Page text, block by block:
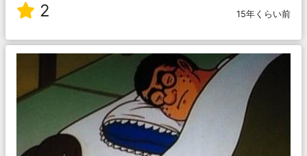
2 15年くらい前